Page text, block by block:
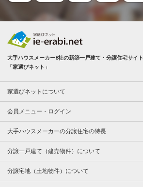
大手ハウスメーカー8社の新築一戸建て・分譲住宅サイト
「家選びネット」
家選びネットについて
会員メニュー・ログイン
大手ハウスメーカーの分譲住宅の特長
分譲一戸建て（建売物件）について
分譲宅地（土地物件）について